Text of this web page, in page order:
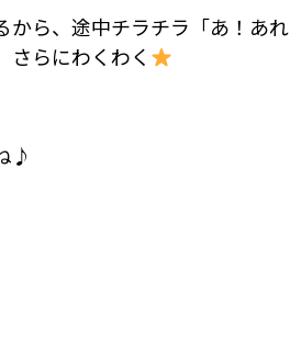
から、途中チラチラ「あ！あれ
さらにわくわく
♪